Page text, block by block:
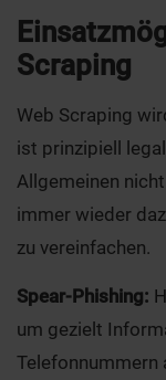
Scraping
Web Scraping
ist prinzipiell
Allgemeinen
immer wieder
zu vereinfachen.
Spear-Phishing:
um gezielt
Telefonnummern